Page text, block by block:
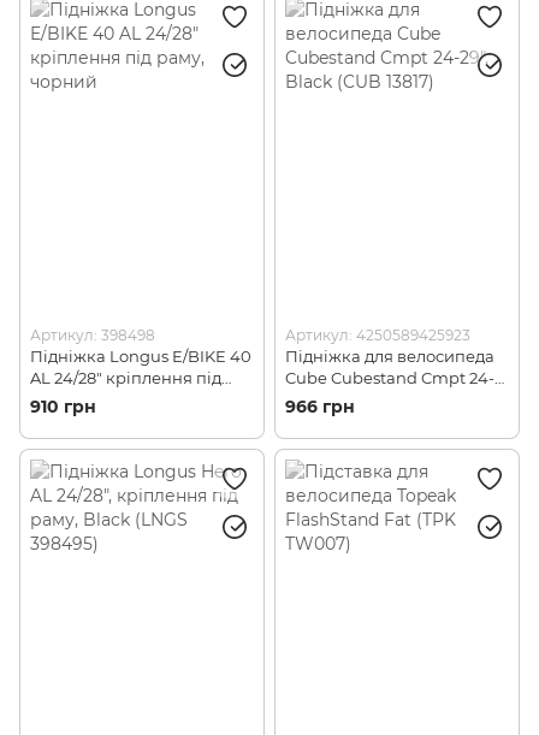
Артикул: 398498
Підніжка Longus E/BIKE 40
AL 24/28" кріплення під
раму, чорний
910 грн
Артикул: 4250589425923
Підніжка для велосипеда
Cube Cubestand Cmpt 24-
29", Black (CUB 13817)
966 грн